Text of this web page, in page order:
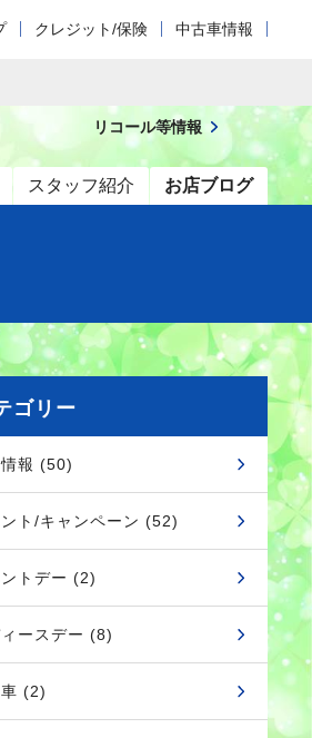
クレジット/保険 中古車情報
スタッフ紹介 お店ブログ
リコール等情報
ゴリー
報 (50)
ト/キャンペーン (52)
トデー (2)
ースデー (8)
(2)